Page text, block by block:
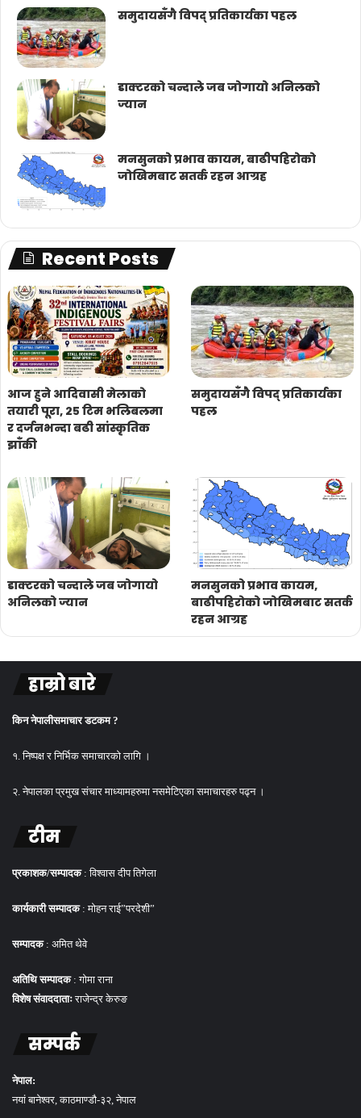
समुदायसँगै विपद् प्रतिकार्यका पहल
डाक्टरको चन्दाले जब जोगायो अनिलको
ज्यान
मनसुनको प्रभाव कायम, बाढीपहिरोको
जोखिमबाट सतर्क रहन आग्रह
Recent Posts
आज हुने आदिवासी मेलाको
तयारी पूरा, २५ टिम भलिबलमा
र दर्जनभन्दा बढी सांस्कृतिक
झाँकी
समुदायसँगै विपद् प्रतिकार्यका
पहल
डाक्टरको चन्दाले जब जोगायो
अनिलको ज्यान
मनसुनको प्रभाव कायम,
बाढीपहिरोको जोखिमबाट सतर्क
रहन आग्रह
हाम्रो बारे
किन नेपालीसमाचार डटकम ?
१. निष्पक्ष र निर्भिक समाचारको लागि ।
२. नेपालका प्रमुख संचार माध्यामहरुमा नसमेटिएका समाचारहरु पढ्न ।
टीम
प्रकाशक/सम्पादक : विश्वास दीप तिगेला
कार्यकारी सम्पादक: मोहन राई”परदेशी”
सम्पादक: अमित थेवे
अतिथि सम्पादक: गोमा राना
विशेष संवाददाताःराजेन्द्र केरुङ
सम्पर्क
नेपाल:
नयां बानेश्वर, काठमाण्डौ-३२, नेपाल